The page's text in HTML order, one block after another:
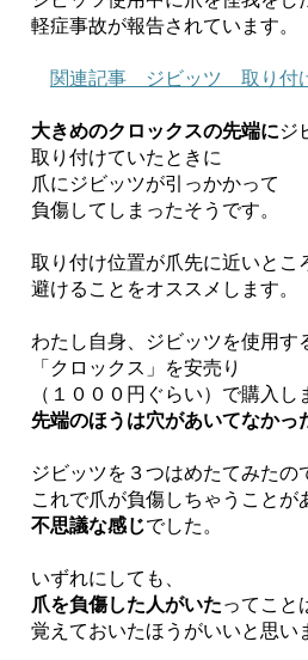
軽症事故が報告されています。
関連記事 ジビッツ 取り付
大きめのクロックスの先端にジ
取り付けていたときに
爪にジビッツが引っかかって
負傷してしまったそうです。
取り付け位置が爪先に近いとこ
避けることをオススメします。
わたし自身、ジビッツを使用す
「クロックス」を安売り
（１０００円ぐらい）で購入し
先端のほうは穴があいてなかっ
ジビッツを３つはめたてみたの
これで爪が負傷しちゃうことが
不思議な感じでした。
いずれにしても、
爪を負傷した人がいたってこと
覚えておいたほうがいいと思い